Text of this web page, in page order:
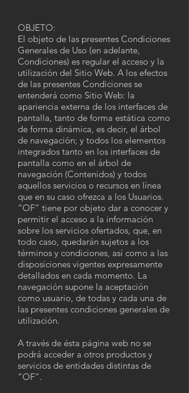
OBJETO:
El objeto de las presentes Condiciones
Generales de Uso (en adelante,
Condiciones) es regular el acceso y la
utilización del Sitio Web. A los efectos
de las presentes Condiciones se
entenderá como Sitio Web: la
apariencia externa de los interfaces de
pantalla, tanto de forma estática como
de forma dinámica, es decir, el árbol
de navegación; y todos los elementos
integrados tanto en los interfaces de
pantalla como en el árbol de
navegación (Contenidos) y todos
aquellos servicios o recursos en línea
que en su caso ofrezca a los Usuarios.
“OF” tiene por objeto dar a conocer y
permitir el acceso a la información
sobre los servicios ofertados, que, en
todo caso, quedarán sujetos a los
términos y condiciones, así como a las
disposiciones vigentes expresamente
detallados en cada momento. La
navegación supone la aceptación
como usuario, de todas y cada una de
las presentes condiciones generales de
utilización.
A través de ésta página web no se
podrá acceder a otros productos y
servicios de entidades distintas de
“OF”.